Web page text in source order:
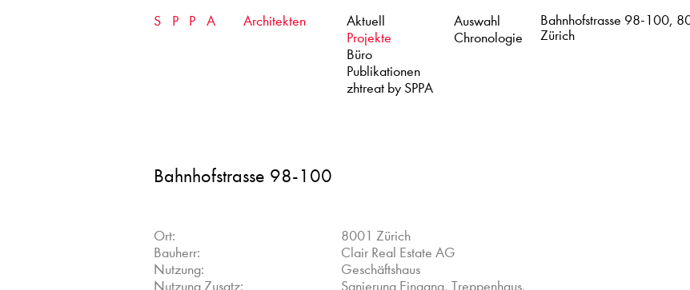
SPPA Architekten
Aktuell
Projekte
Auswahl
Chronologie
Büro
Publikationen
zhtreat by SPPA
Bahnhofstrasse 98-100,
Zürich
Bahnhofstrasse 98-100
Ort:
8001 Zürich
Bauherr:
Clair Real Estate AG
Nutzung:
Geschäftshaus
Nutzung Zusatz:
Sanierung Eingang, Treppenhaus,